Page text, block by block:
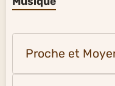
Proche et